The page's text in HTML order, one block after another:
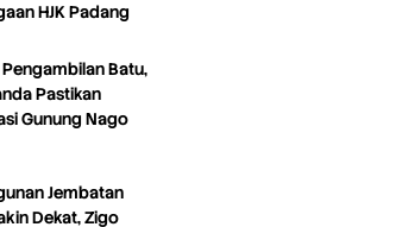
HJK Padang
Pengambilan Batu,
Pastikan
Gunung Nago
Jembatan
Dekat, Zigo